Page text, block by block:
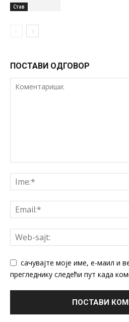
Став
ПОСТАВИ ОДГОВОР
сачувајте моје име, е-маил и
прегледнику следећи пут када